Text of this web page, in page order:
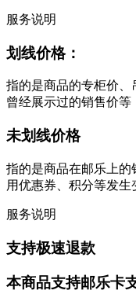
服务说明
划线价格：
指的是商品的专柜价
曾经展示过的销售价等
未划线价格
指的是商品在邮乐上
用优惠券、积分等发生
服务说明
支持极速退款
本商品支持邮乐卡